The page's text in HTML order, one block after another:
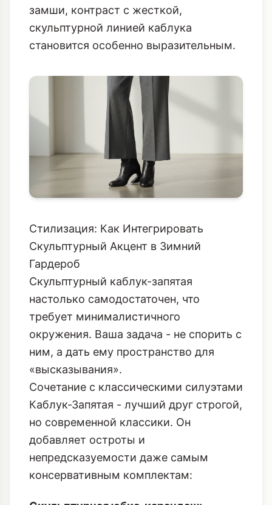
замши, контраст с жесткой,
скульптурной линией каблука
становится особенно выразительным.
Стилизация: Как Интегрировать
Скульптурный Акцент в Зимний
Гардероб
Скульптурный каблук-запятая
настолько самодостаточен, что
требует минималистичного
окружения. Ваша задача - не спорить с
ним, а дать ему пространство для
«высказывания».
Сочетание с классическими силуэтами
Каблук-Запятая - лучший друг строгой,
но современной классики. Он
добавляет остроты и
непредсказуемости даже самым
консервативным комплектам: